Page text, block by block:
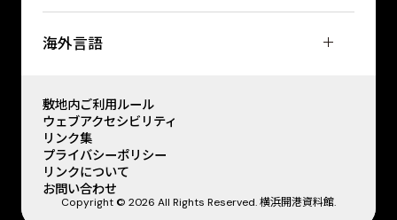
海外言語
敷地内ご利用ルール
ウェブアクセシビリティ
リンク集
プライバシーポリシー
リンクについて
お問い合わせ
Copyright © 2026 All Rights Reserved. 横浜開港資料館.